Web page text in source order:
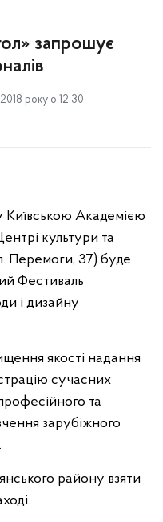
запрошує
року о 12:30
Київською Академією
культури та
Перемоги, 37) буде
Фестиваль
і дизайну
якості надання
сучасних
та
зарубіжного
району взяти